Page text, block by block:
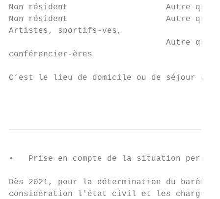
Non résident                    Autre
Non résident                    Autre que
Artistes, sportifs-ves,
Autre que
conférencier-ères
C’est le lieu de domicile ou de séjour
•   Prise en compte de la situation
Dès 2021, pour la détermination du
considération l'état civil et les charges